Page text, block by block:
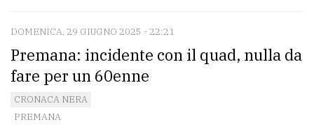
DOMENICA, 29 GIUGNO 2025 - 22:21
Premana: incidente con il quad, nulla da
fare per un 60enne
CRONACA NERA
PREMANA